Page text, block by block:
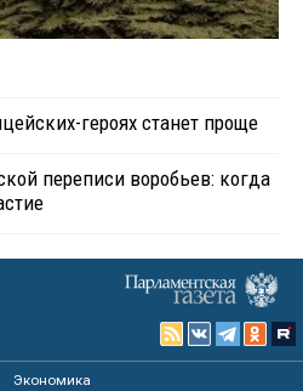
героях станет проще
переписи воробьев: когда
Экономика